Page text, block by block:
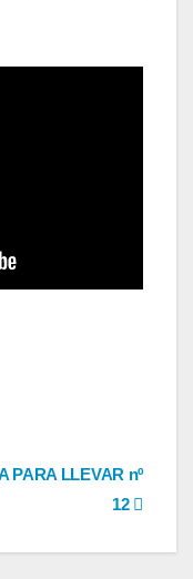
PARA LLEVAR nº
12